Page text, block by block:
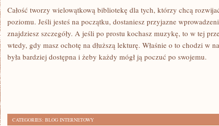
Całość tworzy wielowątkową bibliotekę dla tych, którzy chcą
poziomu. Jeśli jesteś na początku, dostaniesz przyjazne
znajdziesz szczegóły. A jeśli po prostu kochasz muzykę, to w tej
wtedy, gdy masz ochotę na dłuższą lekturę. Właśnie o to chodzi w
była bardziej dostępna i żeby każdy mógł ją poczuć po swojemu.
CATEGORIES: BLOG INTERNETOWY